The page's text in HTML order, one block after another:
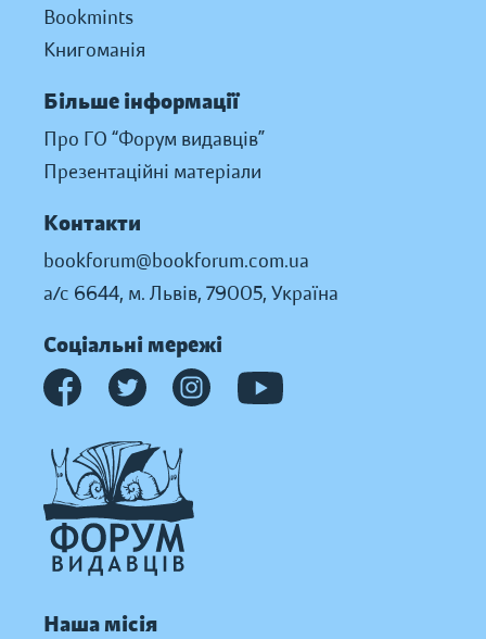
Bookmints
Книгоманія
Більше інформації
Про ГО “Форум видавців”
Презентаційні матеріали
Контакти
bookforum@bookforum.com.ua
а/с 6644, м. Львів, 79005, Україна
Соціальні мережі
Наша місія